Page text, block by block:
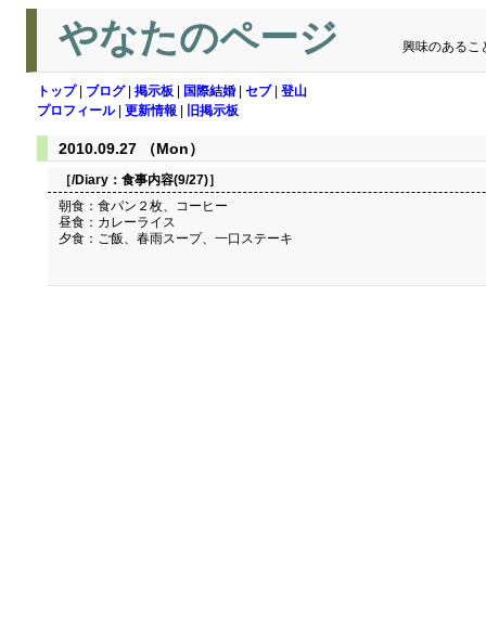
やなたのページ 興味のあるこ
トップ| ブログ| 掲示板 国際結婚 セブ| 登山
プロフィール| 更新情報 旧掲示板
2010.09.27 （Mon）
［/Diary： 食事内容(9/27)］
朝食：食パン２枚、コーヒー
昼食：カレーライス
夕食：ご飯、春雨スープ、一口ステーキ